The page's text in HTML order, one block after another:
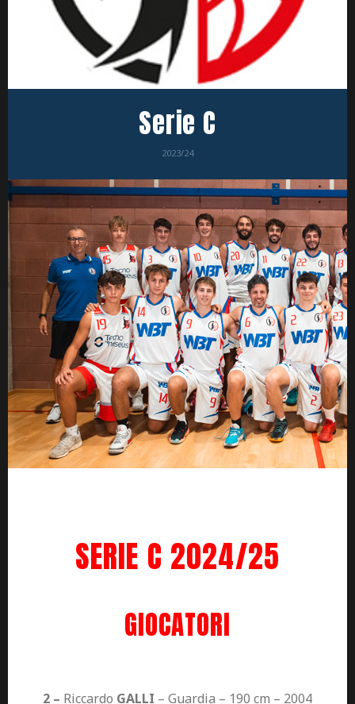
Serie C
2023/24
SERIE C 2024/25
GIOCATORI
2 – Riccardo GALLI – Guardia – 190 cm – 2004